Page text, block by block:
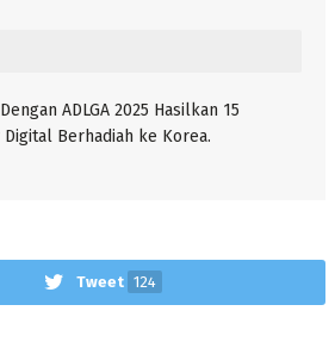
ADLGA 2025 Hasilkan 15
Berhadiah ke Korea.
Tweet 124